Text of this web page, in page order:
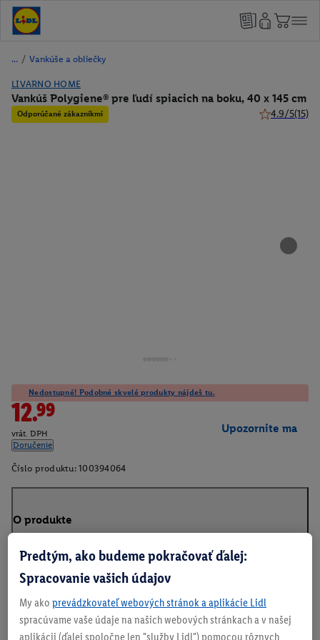
/ Vankúše a obliečky
LIVARNO HOME
Vankúš Polygiene® pre ľudí spiacich na boku, 40 x 145 cm
Odporúčané zákazníkmi 4.9/5(15)
Nedostupné! Podobné skvelé produkty nájdeš tu.
12.99
vrát. DPH
Doručenie
Upozornite ma
Číslo produktu: 100394064
O produkte
Predtým, ako budeme pokračovať ďalej:
Spracovanie vašich údajov
My ako prevádzkovateľ webových stránok a aplikácie Lidl
spracúvame vaše údaje na našich webových stránkach a v našej
aplikácii (ďalej spoločne len "služby Lidl") pomocou rôznych